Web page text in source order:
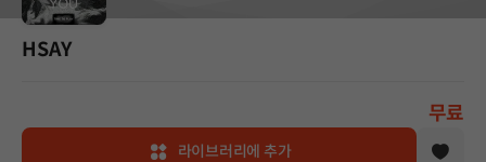
HSAY
무료
라이브러리에 추가